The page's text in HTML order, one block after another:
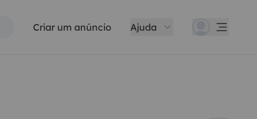
Criar um anúncio Ajuda